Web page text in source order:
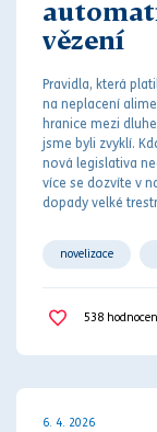
vězení
Pravidla, která
na neplacení
hranice mezi dluh
jsme byli zvyklí.
nová legislativa
více se dozvíte v
dopady velké trest
novelizace
vyživovací
538
6. 4. 2026